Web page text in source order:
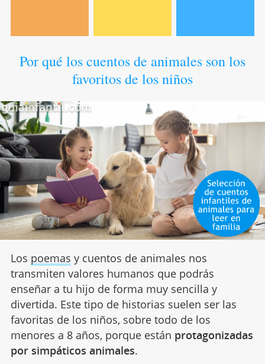
Por qué los cuentos de animales son los
favoritos de los niños
Los poemas y cuentos de animales nos
transmiten valores humanos que podrás
enseñar a tu hijo de forma muy sencilla y
divertida. Este tipo de historias suelen ser las
favoritas de los niños, sobre todo de los
menores a 8 años, porque están protagonizadas
por simpáticos animales.